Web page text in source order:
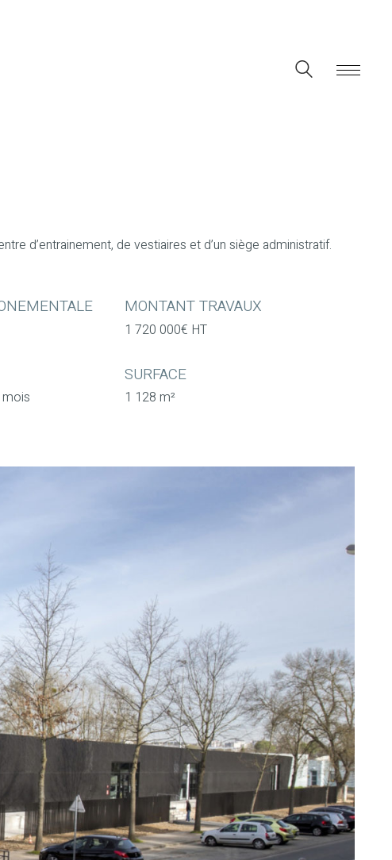
d’entrainement, de vestiaires et d’un siège administratif.
mois
MONTANT TRAVAUX
1 720 000€ HT
SURFACE
1 128 m²